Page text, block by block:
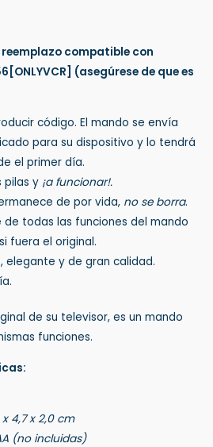
compatible con
(asegúrese de que es
código. El mando se envía
para su dispositivo y lo tendrá
el primer día.
pilas y ¡a funcionar!.
de por vida, no se borra.
de todas las funciones del mando
fuera el original.
elegante y de gran calidad.
de su televisor, es un mando
funciones.
x 4,7 x 2,0 cm
(no incluidas)